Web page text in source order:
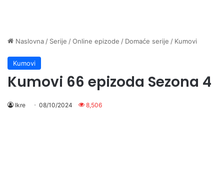
Naslovna / Serije /Online epizode / Domaće serije / Kumovi
Kumovi
Kumovi 66 epizoda Sezona 4
Ikre 08/10/2024 8,506